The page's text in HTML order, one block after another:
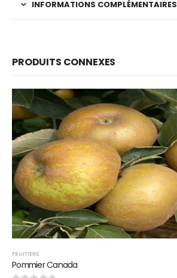
INFORMATIONS COMPLÉMENTAIRES
PRODUITS CONNEXES
FRUITIERS
Pommier Canada